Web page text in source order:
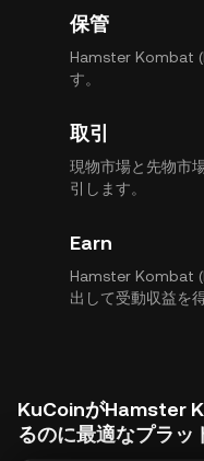
保管
Hamster Kombat
す。
取引
現物市場と先物市
引します。
Earn
Hamster Kombat
出して受動収益を
KuCoinがHamster
るのに最適なプラッ